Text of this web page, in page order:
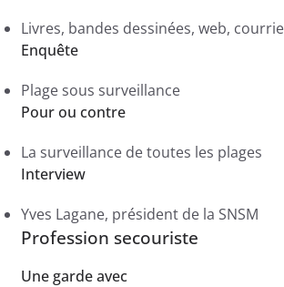
Livres, bandes dessinées, web,
Enquête
Plage sous surveillance
Pour ou contre
La surveillance de toutes les plages
Interview
Yves Lagane, président de la SNSM
Profession secouriste
Une garde avec